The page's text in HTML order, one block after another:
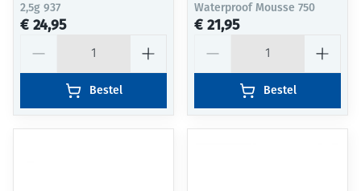
2,5g 937
€ 24,95
Bestel
Waterproof Mousse 750
€ 21,95
Bestel